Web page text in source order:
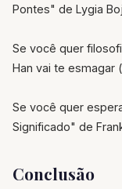
Pontes" de Lygia
Se você quer
Han vai te esmagar
Se você quer
Significado" de
Conclusão